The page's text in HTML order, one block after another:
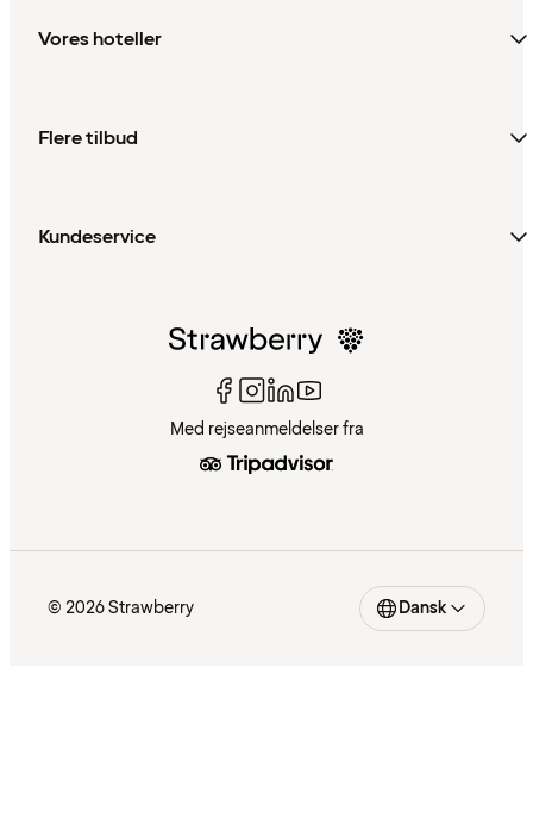
Vores hoteller
Flere tilbud
Kundeservice
Med rejseanmeldelser fra
© 2026 Strawberry Dansk